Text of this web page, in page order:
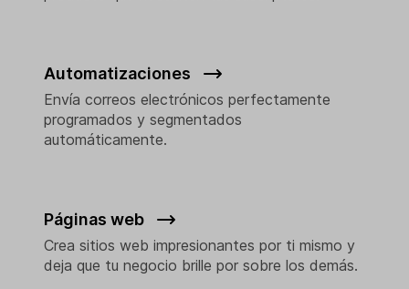
Automatizaciones
Envía correos electrónicos perfectamente
programados y segmentados
automáticamente.
Páginas web
Crea sitios web impresionantes por ti mismo y
deja que tu negocio brille por sobre los demás.